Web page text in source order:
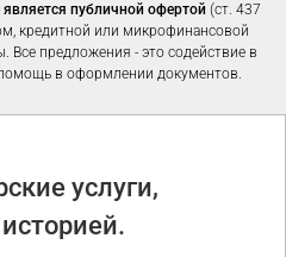
является публичной офертой (ст. 437
кредитной или микрофинансовой
Все предложения - это содействие в
в оформлении документов.
услуги,